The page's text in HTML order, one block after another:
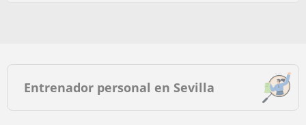
Entrenador personal en Sevilla